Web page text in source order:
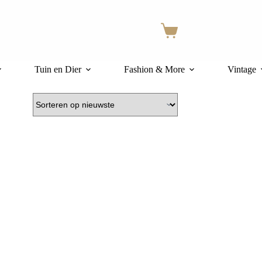
Winkelwagen
Tuin en Dier Fashion & More Vintage